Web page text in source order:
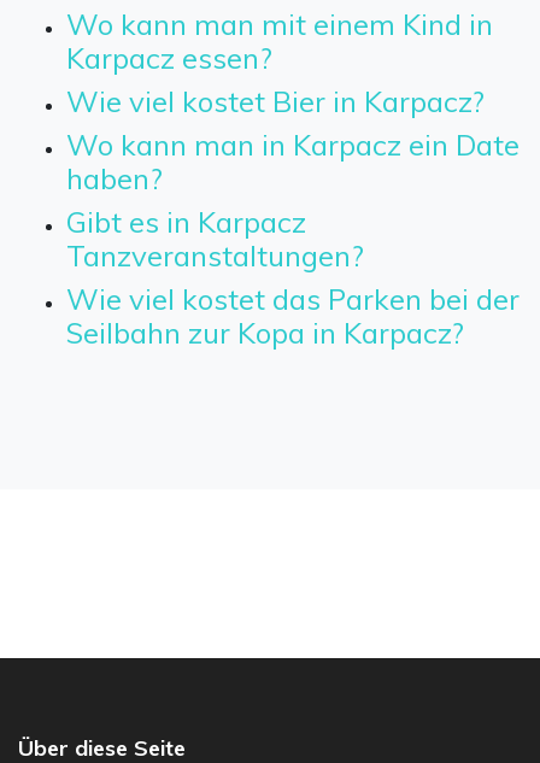
Wo kann man mit einem Kind in
Karpacz essen?
Wie viel kostet Bier in Karpacz?
Wo kann man in Karpacz ein Date
haben?
Gibt es in Karpacz
Tanzveranstaltungen?
Wie viel kostet das Parken bei der
Seilbahn zur Kopa in Karpacz?
Über diese Seite